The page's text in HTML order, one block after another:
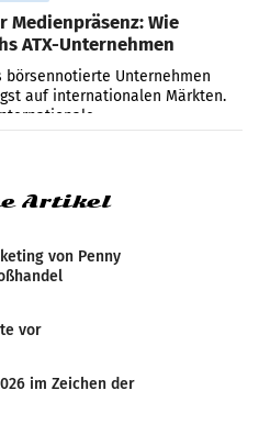
Medienpräsenz: Wie
ATX-Unternehmen
wahrgenommen
börsennotierte Unternehmen
auf internationalen Märkten.
untersucht die
Artikel
von Penny
vor
im Zeichen der